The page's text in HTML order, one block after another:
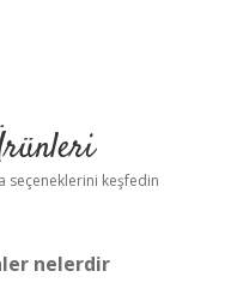
seçeneklerini keşfedin
nelerdir